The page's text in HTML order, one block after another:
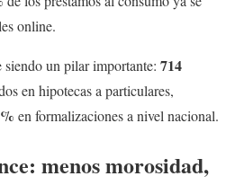
online.
un pilar importante: 714
en hipotecas a particulares,
en formalizaciones a nivel nacional.
menos morosidad,